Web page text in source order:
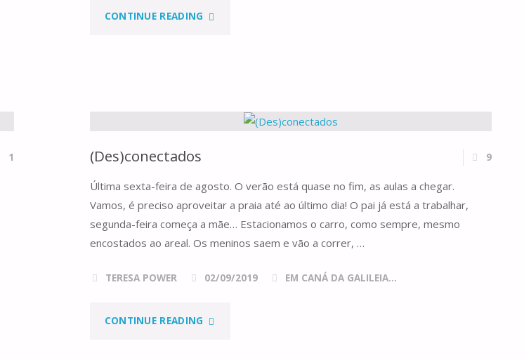
CONTINUE READING "SUPORTANDO-
1 (Des)conectados 9
Última sexta-feira de agosto. O verão está quase no fim, as aulas a chegar.
Vamos, é preciso aproveitar a praia até ao último dia! O pai já está a trabalhar,
segunda-feira começa a mãe… Estacionamos o carro, como sempre, mesmo
encostados ao areal. Os meninos saem e vão a correr, …
TERESA POWER 02/09/2019 EM CANÁ DA GALILEIA...
CONTINUE READING